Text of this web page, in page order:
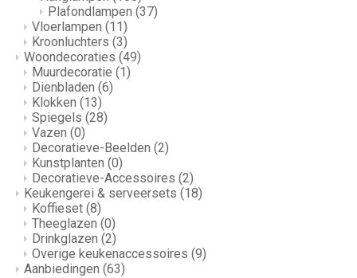
Plafondlampen (37)
Vloerlampen (11)
Kroonluchters (3)
Woondecoraties (49)
Muurdecoratie (1)
Dienbladen (6)
Klokken (13)
Spiegels (28)
Vazen (0)
Decoratieve-Beelden (2)
Kunstplanten (0)
Decoratieve-Accessoires (2)
Keukengerei & serveersets (18)
Koffieset (8)
Theeglazen (0)
Drinkglazen (2)
Overige keukenaccessoires (9)
Aanbiedingen (63)